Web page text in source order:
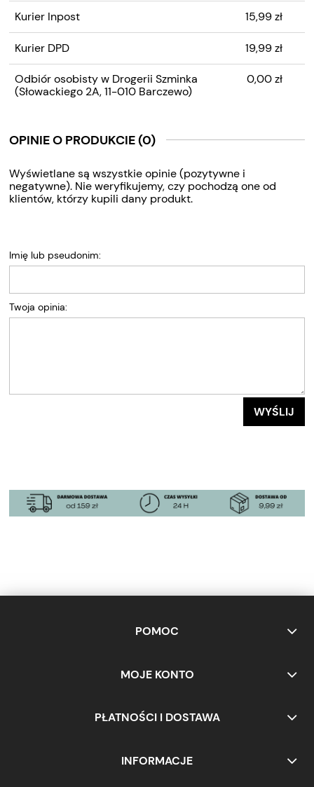
Kurier Inpost 15,99 zł
Kurier DPD 19,99 zł
Odbiór osobisty w Drogerii Szminka
(Słowackiego 2A, 11-010 Barczewo)
0,00 zł
OPINIE O PRODUKCIE (0)
Wyświetlane są wszystkie opinie (pozytywne i
negatywne). Nie weryfikujemy, czy pochodzą one od
klientów, którzy kupili dany produkt.
Imię lub pseudonim:
Twoja opinia:
WYŚLIJ
POMOC
MOJE KONTO
PŁATNOŚCI I DOSTAWA
INFORMACJE